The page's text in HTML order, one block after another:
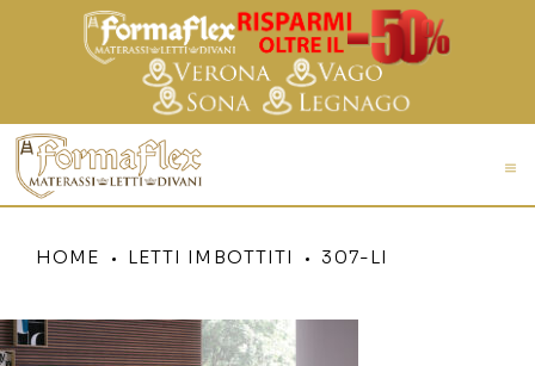
HOME LETTI IMBOTTITI 307-LI